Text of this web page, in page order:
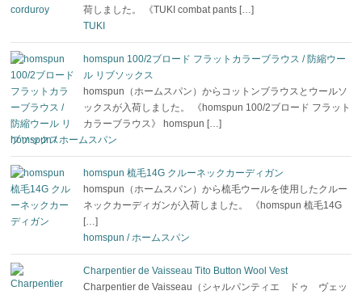
荷しました。 《TUKI combat pants […]
TUKI
homspun 100/2ブロード フラットカラーブラウス / 防縮ウー
ル リブソックス
homspun（ホームスパン）からコットンブラウスとウールソ
ックスが入荷しました。 《homspun 100/2ブロード フラット
カラーブラウス》 homspun […]
homspun / ホームスパン
homspun 梳毛14G クルーネックカーディガン
homspun（ホームスパン）から梳毛ウールを使用したクルー
ネックカーディガンが入荷しました。 《homspun 梳毛14G
[…]
homspun / ホームスパン
Charpentier de Vaisseau Tito Button Wool Vest
Charpentier de Vaisseau（シャルパンティエ ドゥ ヴェッ